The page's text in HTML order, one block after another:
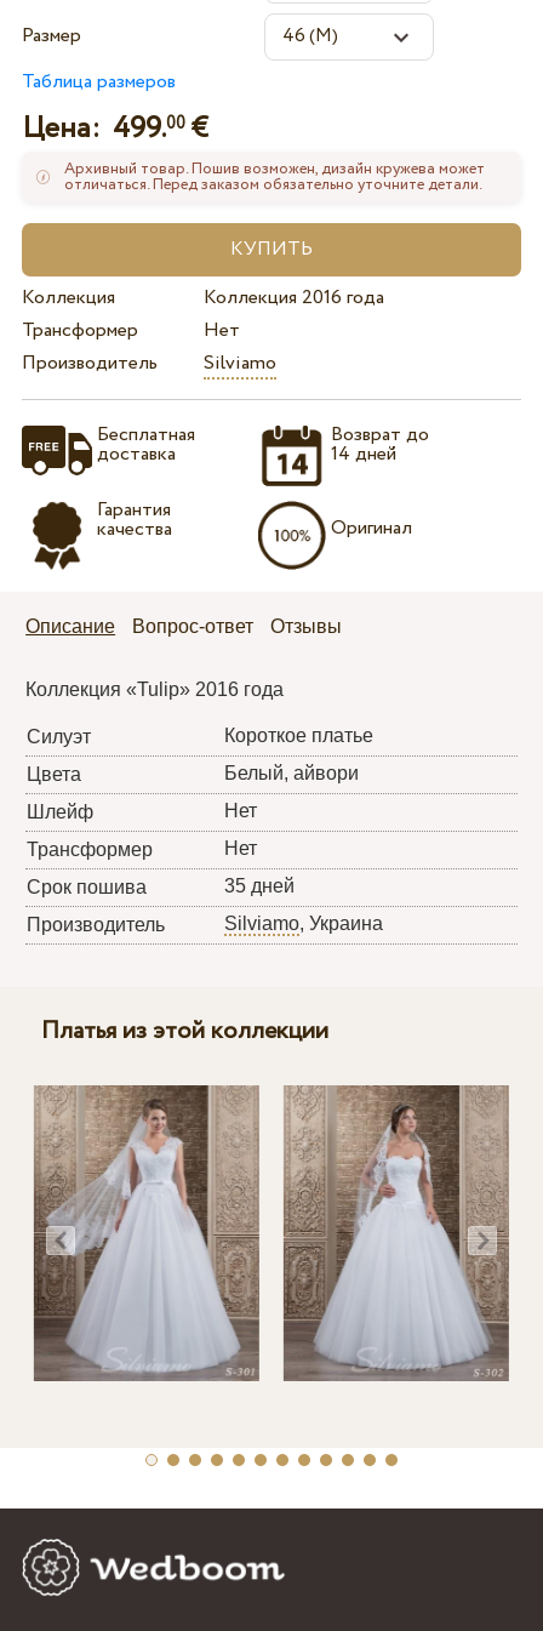
Размер
Таблица размеров
Цена: 499.00€
Архивный товар. Пошив возможен, дизайн кружева может
отличаться. Перед заказом обязательно уточните детали.
Коллекция
Коллекция 2016 года
Трансформер
Нет
Производитель
Silviamo
Бесплатная
доставка
Гарантия
качества
Возврат до
14 дней
Оригинал
Описание Вопрос-ответ Отзывы
Коллекция «Tulip» 2016 года
Силуэт
Короткое платье
Цвета
Белый, айвори
Шлейф
Нет
Трансформер
Нет
Срок пошива
35 дней
Производитель
Silviamo, Украина
Платья из этой коллекции